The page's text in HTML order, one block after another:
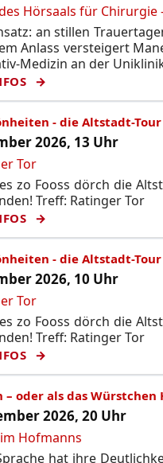
Hörsaals für Chirurgie
an stillen
Anlass versteigert
Medizin an der
- die Altstadt-Tour
2026, 13 Uhr
Tor
zo Fooss dörch die
Treff: Ratinger Tor
- die Altstadt-Tour
2026, 10 Uhr
Tor
zo Fooss dörch die
Treff: Ratinger Tor
– oder als das Würstchen
2026, 20 Uhr
Hofmanns
hat ihre